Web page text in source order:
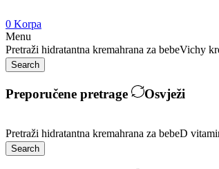
0 Korpa
Menu
Pretraži hidratantna kremahrana za bebeVichy
Search
Preporučene pretrage Osvježi
Pretraži hidratantna kremahrana za bebeD
Search